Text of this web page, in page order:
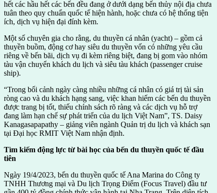
hết các hầu hết các bến đều đang ở dưới dạng bến thủy nội địa chưa
tuân theo quy chuẩn quốc tế hiện hành, hoặc chưa có hệ thống tiện
ích, dịch vụ hiện đại đính kèm.
Một số chuyên gia cho rằng, du thuyền cá nhân (yacht) – gồm cả
thuyền buồm, động cơ hay siêu du thuyền vốn có những yêu cầu
riêng về bến bãi, dịch vụ đi kèm riêng biệt, đang bị gom vào nhóm
tàu vận chuyển khách du lịch và siêu tàu khách (passenger cruise
ship).
“Trong bối cảnh ngày càng nhiều những cá nhân có giá trị tài sản
ròng cao và du khách hạng sang, việc khan hiếm các bến du thuyền
được trang bị tốt, thiếu chính sách rõ ràng và các dịch vụ hỗ trợ
đang làm hạn chế sự phát triển của du lịch Việt Nam”, TS. Daisy
Kanagasapapathy – giảng viên ngành Quản trị du lịch và khách sạn
tại Đại học RMIT Việt Nam nhận định.
Tìm kiếm động lực từ bài học của bến du thuyền quốc tế đầu
tiên
Ngày 19/4/2023, bến du thuyền quốc tế Ana Marina do Công ty
TNHH Thương mại và Du lịch Trọng Điểm (Focus Travel) đầu tư